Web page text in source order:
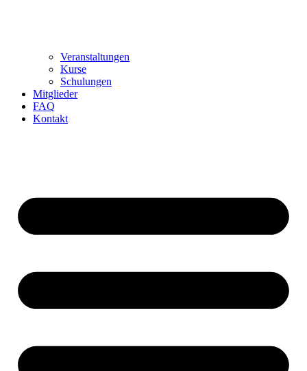
Veranstaltungen
Kurse
Schulungen
Mitglieder
FAQ
Kontakt